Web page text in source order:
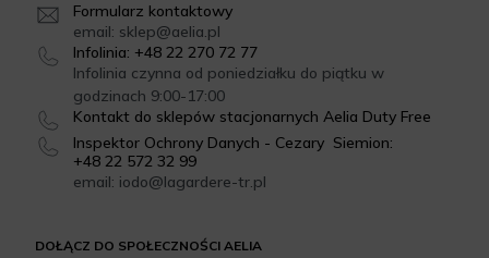
DOŁĄCZ DO SPOŁECZNOŚCI AELIA
Formularz kontaktowy
email: sklep@aelia.pl
Infolinia: +48 22 270 72 77
Infolinia czynna od poniedziałku do piątku w
godzinach 9:00-17:00
Kontakt do sklepów stacjonarnych Aelia Duty Free
Inspektor Ochrony Danych - Cezary Siemion:
+48 22 572 32 99
email: iodo@lagardere-tr.pl